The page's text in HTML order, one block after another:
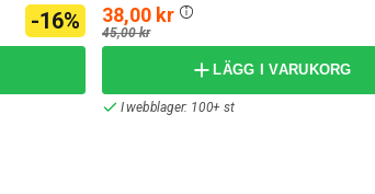
-16% 38,00 kr
45,00 kr
LÄGG I VARUKORG
I webblager: 100+ st